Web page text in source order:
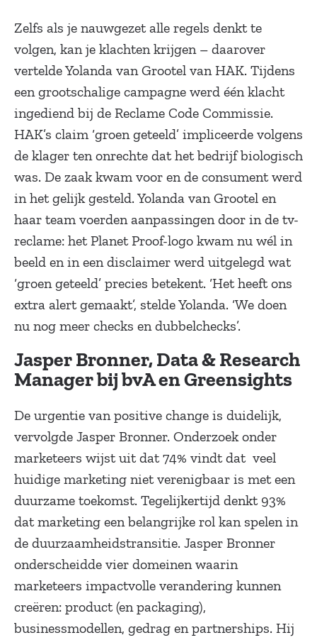
Zelfs als je nauwgezet alle regels denkt te
volgen, kan je klachten krijgen – daarover
vertelde Yolanda van Grootel van HAK. Tijdens
een grootschalige campagne werd één klacht
ingediend bij de Reclame Code Commissie.
HAK’s claim ‘groen geteeld’ impliceerde volgens
de klager ten onrechte dat het bedrijf biologisch
was. De zaak kwam voor en de consument werd
in het gelijk gesteld. Yolanda van Grootel en
haar team voerden aanpassingen door in de tv-
reclame: het Planet Proof-logo kwam nu wél in
beeld en in een disclaimer werd uitgelegd wat
‘groen geteeld’ precies betekent. ‘Het heeft ons
extra alert gemaakt’, stelde Yolanda. ‘We doen
nu nog meer checks en dubbelchecks’.
Jasper Bronner, Data & Research
Manager bij bvA en Greensights
De urgentie van positive change is duidelijk,
vervolgde Jasper Bronner. Onderzoek onder
marketeers wijst uit dat 74% vindt dat veel
huidige marketing niet verenigbaar is met een
duurzame toekomst. Tegelijkertijd denkt 93%
dat marketing een belangrijke rol kan spelen in
de duurzaamheidstransitie. Jasper Bronner
onderscheidde vier domeinen waarin
marketeers impactvolle verandering kunnen
creëren: product (en packaging),
businessmodellen, gedrag en partnerships. Hij